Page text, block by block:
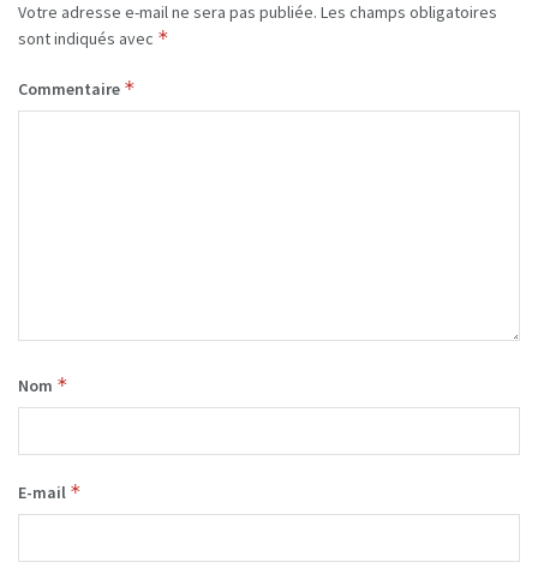
Votre adresse e-mail ne sera pas publiée. Les champs obligatoires
sont indiqués avec *
Commentaire *
Nom *
E-mail *